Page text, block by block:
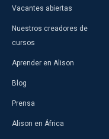
Vacantes abiertas
Nuestros creadores de
cursos
Aprender en Alison
Blog
Prensa
Alison en África